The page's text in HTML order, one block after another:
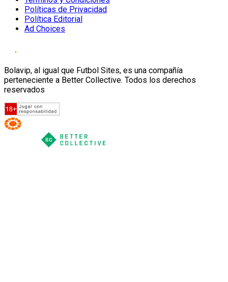
Políticas de Privacidad
Política Editorial
Ad Choices
Bolavip, al igual que Futbol Sites, es una compañía
perteneciente a Better Collective. Todos los derechos
reservados